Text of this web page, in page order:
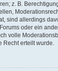
z. B.
sind allerdings
oder ein
volle
Recht erteilt wurde.